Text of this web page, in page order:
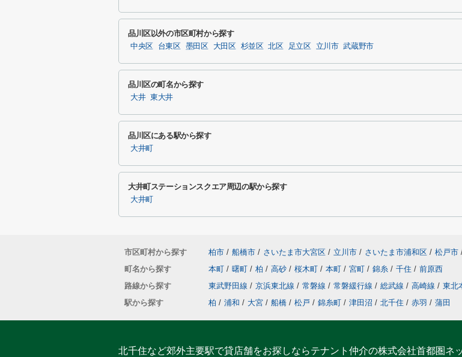
品川区以外の市区町村から探す
中央区 台東区 墨田区 大田区 杉並区 北区 足立区 立川市 武蔵野市
品川区の町名から探す
大井 東大井
品川区にある駅から探す
大井町
大井町ステーションスクエア周辺の駅から探す
大井町
市区町村から探す 柏市 / 船橋市 / さいたま市大宮区 / 立川市 / さいたま市浦和区 / 松戸市
町名から探す
本町 / 曙町 / 柏 / 高砂 / 桜木町 / 本町 / 宮町 / 錦糸 / 千住 / 前原西
路線から探す
東武野田線 / 京浜東北線 / 常磐線 / 常磐緩行線 / 総武線 / 高崎線 / 東北
駅から探す
柏 / 浦和 / 大宮 / 船橋 / 松戸 / 錦糸町 / 津田沼 / 北千住 / 赤羽 / 蒲田
北千住など郊外主要駅で貸店舗をお探しならテナント仲介の株式会社首都圏ネ